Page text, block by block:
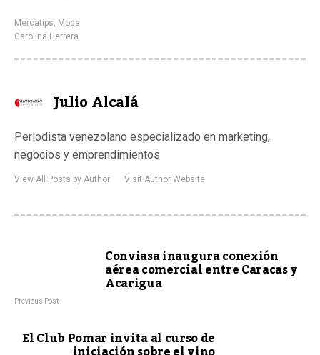
Mercatips, Moda
Carolina Herrera
Julio Alcalá
Periodista venezolano especializado en marketing,
negocios y emprendimientos
View All Posts by Author Visit Author Website
Conviasa inaugura conexión
aérea comercial entre Caracas y
Acarigua
Previous Post
El Club Pomar invita al curso de